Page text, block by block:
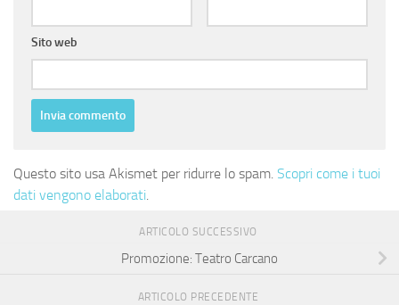
Sito web
Questo sito usa Akismet per ridurre lo spam. Scopri come i tuoi
dati vengono elaborati.
ARTICOLO SUCCESSIVO
Promozione: Teatro Carcano
ARTICOLO PRECEDENTE